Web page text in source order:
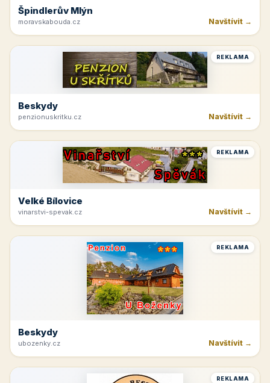
Špindlerův Mlýn
moravskabouda.cz Navštívit →
REKLAMA
Beskydy
penzionuskritku.cz Navštívit →
REKLAMA
Velké Bílovice
vinarstvi-spevak.cz Navštívit →
REKLAMA
Beskydy
ubozenky.cz Navštívit →
REKLAMA